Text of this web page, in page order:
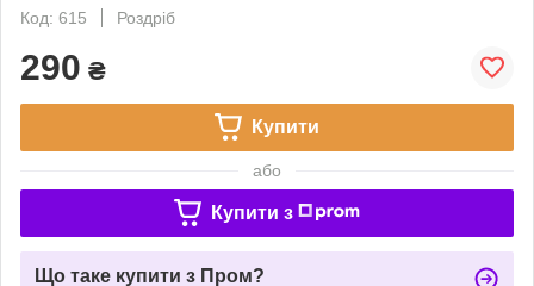
Код: 615
Роздріб
290 ₴
Купити
або
Купити з
Що таке купити з Пром?